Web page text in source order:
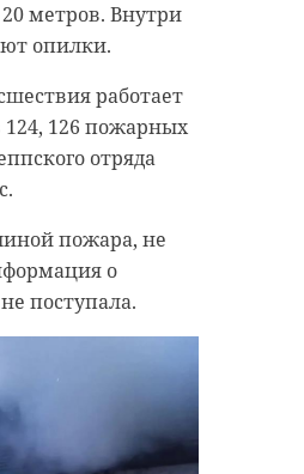
метров. Внутри
опилки.
работает
126 пожарных
отряда
пожара, не
о
поступала.